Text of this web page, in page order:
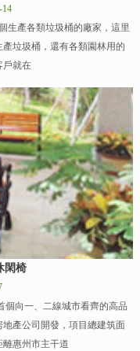
14
生產各類垃圾桶的廠家，這里
垃圾桶，還有各類園林用的
戶就在
閑椅
個向一、二線城市看齊的高品
產公司開發，項目總建筑面
惠州市主干道